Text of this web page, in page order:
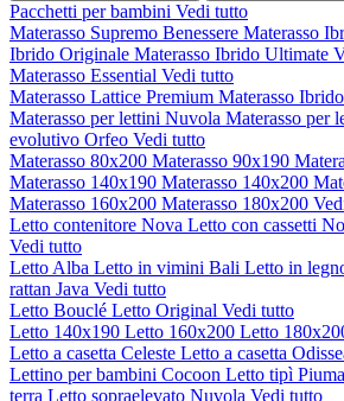
Pacchetti per bambini Vedi tutto
Materasso Supremo Benessere Materasso
Ibrido Originale Materasso Ibrido Ultimate
Materasso Essential Vedi tutto
Materasso Lattice Premium Materasso
Materasso per lettini Nuvola Materasso per
evolutivo Orfeo Vedi tutto
Materasso 80x200 Materasso 90x190
Materasso 140x190 Materasso 140x200
Materasso 160x200 Materasso 180x200
Letto contenitore Nova Letto con cassetti
Vedi tutto
Letto Alba Letto in vimini Bali Letto in
rattan Java Vedi tutto
Letto Bouclé Letto Original Vedi tutto
Letto 140x190 Letto 160x200 Letto
Letto a casetta Celeste Letto a casetta
Lettino per bambini Cocoon Letto tipì
terra Letto sopraelevato Nuvola Vedi tutto